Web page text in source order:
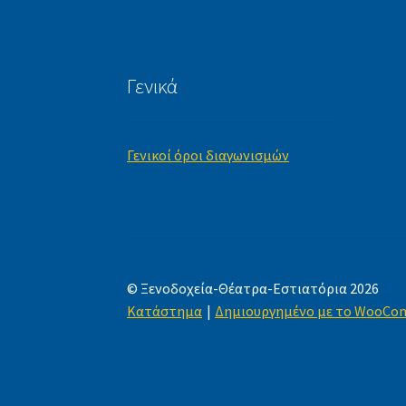
Γενικά
Γενικοί όροι διαγωνισμών
© Ξενοδοχεία-Θέατρα-Εστιατόρια 2026
Κατάστημα
Δημιουργημένο με το